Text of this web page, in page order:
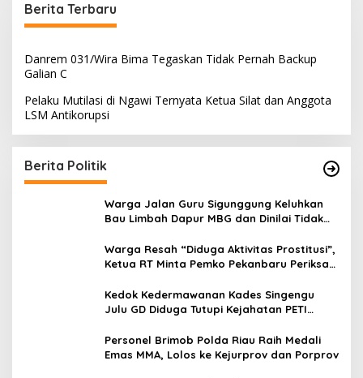
Berita Terbaru
Danrem 031/Wira Bima Tegaskan Tidak Pernah Backup
Galian C
Pelaku Mutilasi di Ngawi Ternyata Ketua Silat dan Anggota
LSM Antikorupsi
Berita Politik
Warga Jalan Guru Sigunggung Keluhkan
Bau Limbah Dapur MBG dan Dinilai Tidak
Warga Resah “Diduga Aktivitas Prostitusi”,
Ketua RT Minta Pemko Pekanbaru Periksa
Jalan Tanjung Datuk
Kedok Kedermawanan Kades Singengu
Julu GD Diduga Tutupi Kejahatan PETI
Personel Brimob Polda Riau Raih Medali
Emas MMA, Lolos ke Kejurprov dan Porprov